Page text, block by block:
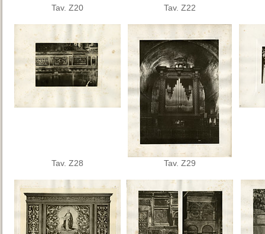
Tav. Z20 Tav. Z22
Tav. Z28 Tav. Z29